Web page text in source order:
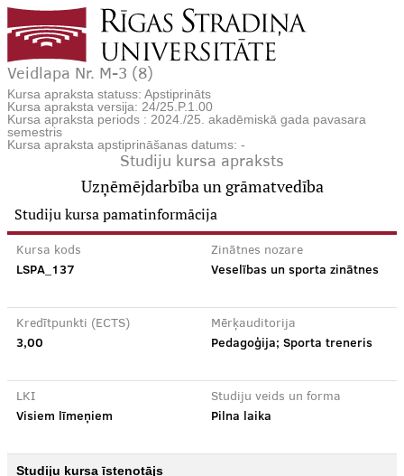
Veidlapa Nr. M-3 (8)
Kursa apraksta statuss: Apstiprināts
Kursa apraksta versija: 24/25.P.1.00
Kursa apraksta periods : 2024./25. akadēmiskā gada pavasara
semestris
Kursa apraksta apstiprināšanas datums: -
Studiju kursa apraksts
Uzņēmējdarbība un grāmatvedība
Studiju kursa pamatinformācija
Kursa kods
LSPA_137
Zinātnes nozare
Veselības un sporta zinātnes
Kredītpunkti (ECTS)
3,00
Mērķauditorija
Pedagoģija; Sporta treneris
LKI
Visiem līmeņiem
Studiju veids un forma
Pilna laika
Studiju kursa īstenotājs